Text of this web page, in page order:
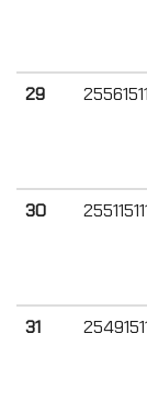
29
30
31